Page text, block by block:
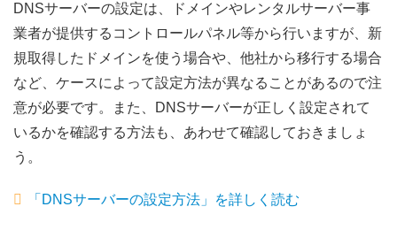
DNSサーバーの設定は、ドメインやレンタルサーバー事
業者が提供するコントロールパネル等から行いますが、新
規取得したドメインを使う場合や、他社から移行する場合
など、ケースによって設定方法が異なることがあるので注
意が必要です。また、DNSサーバーが正しく設定されて
いるかを確認する方法も、あわせて確認しておきましょ
う。
「DNSサーバーの設定方法」を詳しく読む